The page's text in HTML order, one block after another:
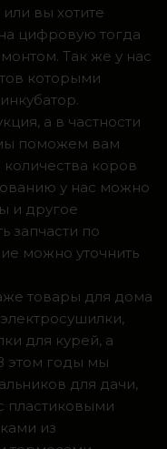
вы хотите
цифровую тогда
Так же у нас
которыми
а в частности
поможем вам
коров
у нас можно
и другое
запчасти по
можно уточнить
товары для дома
для курей, а
этом годы мы
для дачи,
пластиковыми
из